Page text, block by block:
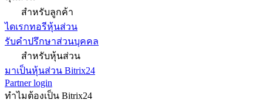
สำหรับลูกค้า
ไดเรกทอรีหุ้นส่วน
รับคำปรึกษาส่วนบุคคล
สำหรับหุ้นส่วน
มาเป็นหุ้นส่วน Bitrix24
Partner login
ทำไมต้องเป็น Bitrix24